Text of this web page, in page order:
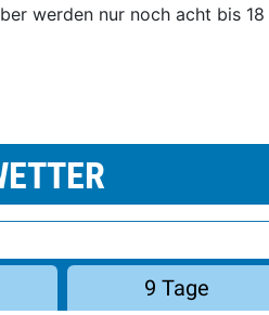
werden nur noch acht bis 18
9 Tage